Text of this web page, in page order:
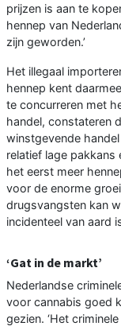
prijzen is aan te
hennep van
zijn geworden.’
Het illegaal
hennep kent
te concurreren met
handel, constateren
winstgevende
relatief lage pakkans
het eerst meer
voor de enorme
drugsvangsten kan
incidenteel van aard
‘Gat in de markt’
Nederlandse
voor cannabis goed
gezien. ‘Het